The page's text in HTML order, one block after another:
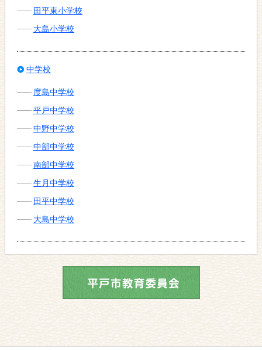
田平東小学校
大島小学校
中学校
度島中学校
平戸中学校
中野中学校
中部中学校
南部中学校
生月中学校
田平中学校
大島中学校